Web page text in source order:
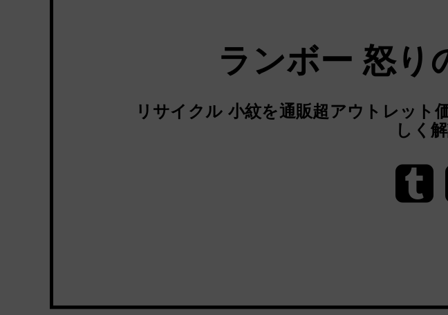
ランボー 怒り
リサイクル 小紋を通販超アウトレット
しく